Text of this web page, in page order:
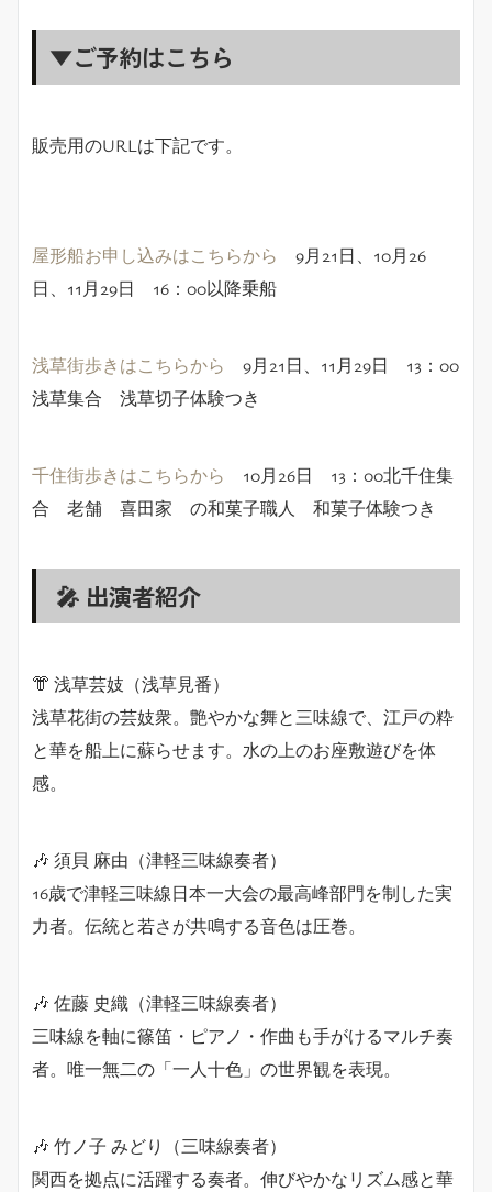
▼ご予約はこちら
販売用のURLは下記です。
屋形船お申し込みはこちらから 9月21日、10月26
日、11月29日 16：00以降乗船
浅草街歩きはこちらから 9月21日、11月29日 13：00
浅草集合 浅草切子体験つき
千住街歩きはこちらから 10月26日 13：00北千住集
合 老舗 喜田家 の和菓子職人 和菓子体験つき
🎤 出演者紹介
👘 浅草芸妓（浅草見番）
浅草花街の芸妓衆。艶やかな舞と三味線で、江戸の粋
と華を船上に蘇らせます。水の上のお座敷遊びを体
感。
🎶 須貝 麻由（津軽三味線奏者）
16歳で津軽三味線日本一大会の最高峰部門を制した実
力者。伝統と若さが共鳴する音色は圧巻。
🎶 佐藤 史織（津軽三味線奏者）
三味線を軸に篠笛・ピアノ・作曲も手がけるマルチ奏
者。唯一無二の「一人十色」の世界観を表現。
🎶 竹ノ子 みどり（三味線奏者）
関西を拠点に活躍する奏者。伸びやかなリズム感と華